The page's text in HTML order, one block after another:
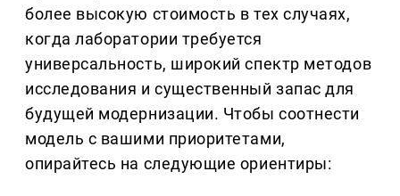
более высокую стоимость в тех случаях,
когда лаборатории требуется
универсальность, широкий спектр методов
исследования и существенный запас для
будущей модернизации. Чтобы соотнести
модель с вашими приоритетами,
опирайтесь на следующие ориентиры: